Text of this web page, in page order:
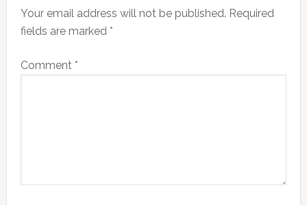
Your email address will not be published. Required
fields are marked *
Comment *